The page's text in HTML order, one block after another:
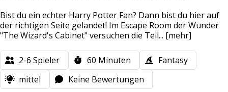
Bist du ein echter Harry Potter Fan? Dann bist du hier auf
der richtigen Seite gelandet! Im Escape Room der Wunder
"The Wizard's Cabinet" versuchen die Teil... [mehr]
2-6 Spieler 60 Minuten
Fantasy
mittel
Keine Bewertungen